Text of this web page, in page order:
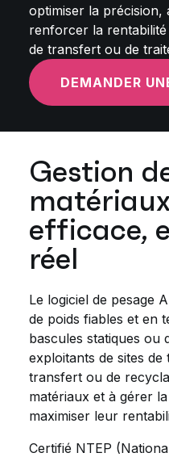
optimiser la
renforcer la
de transfert ou de
DEMANDER
Gestion
efficace,
réel
Le logiciel de pesage
de poids fiables et en
bascules statiques ou
exploitants de sites de
transfert ou de
matériaux et à gérer
maximiser leur
Certifié NTEP